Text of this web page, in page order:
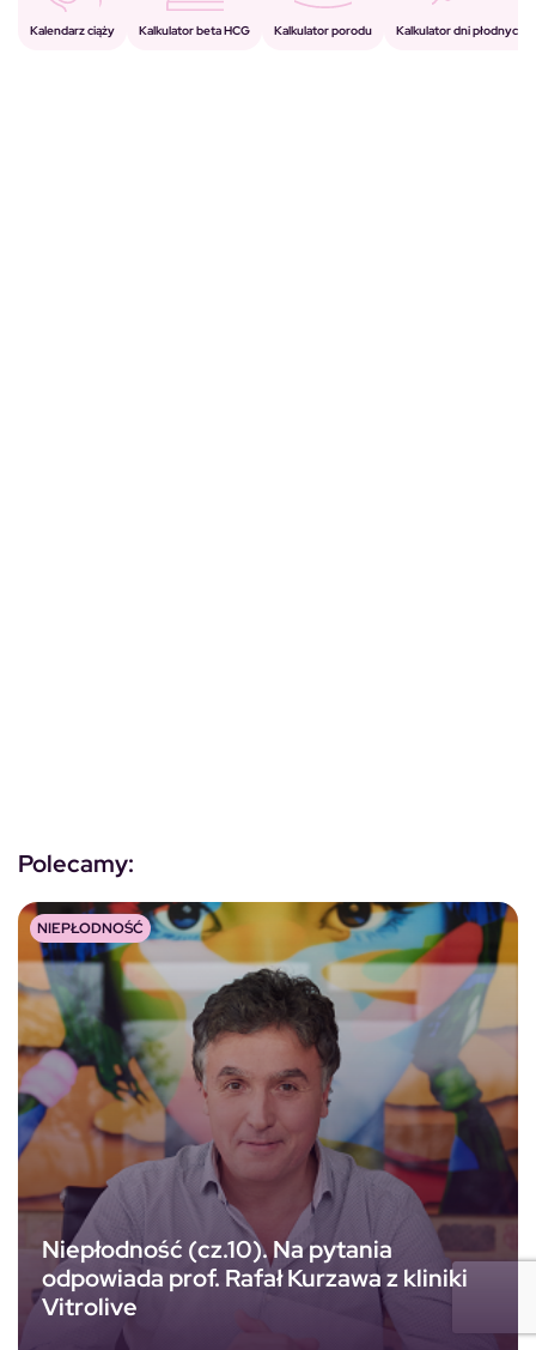
Kalendarz ciąży Kalkulator beta HCG Kalkulator porodu Kalkulator dni płodnych
Polecamy:
Niepłodność (cz.10). Na pytania
odpowiada prof. Rafał Kurzawa z kliniki
Vitrolive
NIEPŁODNOŚĆ